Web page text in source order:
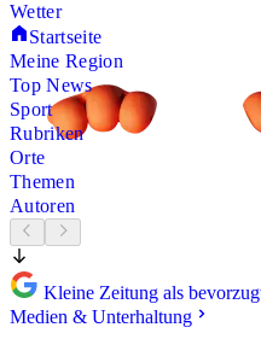
Wetter
Startseite
Meine Region
Top News
Sport
Rubriken
Orte
Themen
Autoren
Kleine Zeitung als
Medien & Unterhaltung